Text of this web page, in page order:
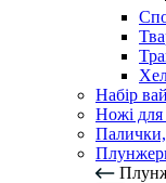
Набір
Ножі для
Палички,